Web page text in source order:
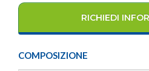
RICHIEDI
COMPOSIZIONE